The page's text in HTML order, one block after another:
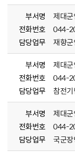
부서명
제대
전화번호
044-
담당업무
재향
부서명
제대
전화번호
044-
담당업무
참전
부서명
제대
전화번호
044-
담당업무
국군